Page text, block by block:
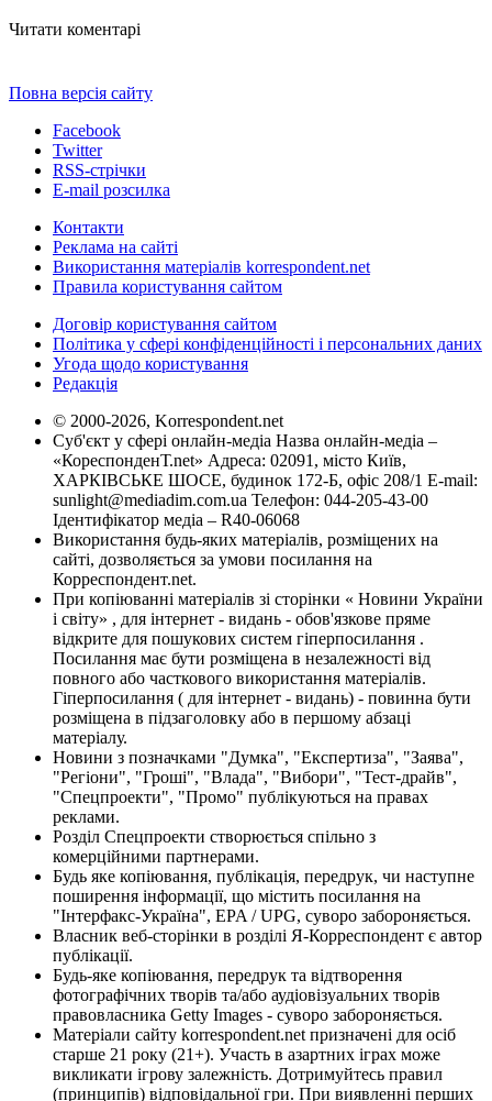
Читати коментарі
Повна версія сайту
Facebook
Twitter
RSS-стрічки
E-mail розсилка
Контакти
Реклама на сайті
Використання матеріалів korrespondent.net
Правила користування сайтом
Договір користування сайтом
Політика у сфері конфіденційності і персональних даних
Угода щодо користування
Редакція
© 2000-2026, Korrespondent.net
Суб'єкт у сфері онлайн-медіа Назва онлайн-медіа –
«КореспонденТ.net» Адреса: 02091, місто Київ,
ХАРКІВСЬКЕ ШОСЕ, будинок 172-Б, офіс 208/1 E-mail:
sunlight@mediadim.com.ua Телефон: 044-205-43-00
Ідентифікатор медіа – R40-06068
Використання будь-яких матеріалів, розміщених на
сайті, дозволяється за умови посилання на
Корреспондент.net.
При копіюванні матеріалів зі сторінки « Новини України
і світу» , для інтернет - видань - обов'язкове пряме
відкрите для пошукових систем гіперпосилання .
Посилання має бути розміщена в незалежності від
повного або часткового використання матеріалів.
Гіперпосилання ( для інтернет - видань) - повинна бути
розміщена в підзаголовку або в першому абзаці
матеріалу.
Новини з позначками "Думка", "Експертиза", "Заява",
"Регіони", "Гроші", "Влада", "Вибори", "Тест-драйв",
"Спецпроекти", "Промо" публікуються на правах
реклами.
Розділ Спецпроекти створюється спільно з
комерційними партнерами.
Будь яке копіювання, публікація, передрук, чи наступне
поширення інформації, що містить посилання на
"Інтерфакс-Україна", EPA / UPG, суворо забороняється.
Власник веб-сторінки в розділі Я-Корреспондент є автор
публікації.
Будь-яке копіювання, передрук та відтворення
фотографічних творів та/або аудіовізуальних творів
правовласника Getty Images - суворо забороняється.
Матеріали сайту korrespondent.net призначені для осіб
старше 21 року (21+). Участь в азартних іграх може
викликати ігрову залежність. Дотримуйтесь правил
(принципів) відповідальної гри. При виявленні перших